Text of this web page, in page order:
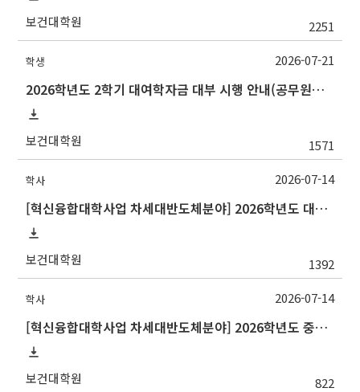
보건대학원 2251
학생
2026학년도 2학기 대여학자금 대부 시행 안내(공무원연금공단)
보건대학원 1571
2026-07-21
학사
[혁신융합대학사업 차세대반도체분야] 2026학년도 대구대학교 2학기 교류 수학 안내
보건대학원 1392
2026-07-14
학사
[혁신융합대학사업 차세대반도체분야] 2026학년도 중앙대학교 2학기 교류 수학 안내
보건대학원 822
2026-07-14